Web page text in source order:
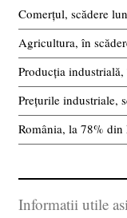
Comerțul, scădere
Agricultura, în
Producția
Prețurile industriale,
România, la 78%
Informatii utile